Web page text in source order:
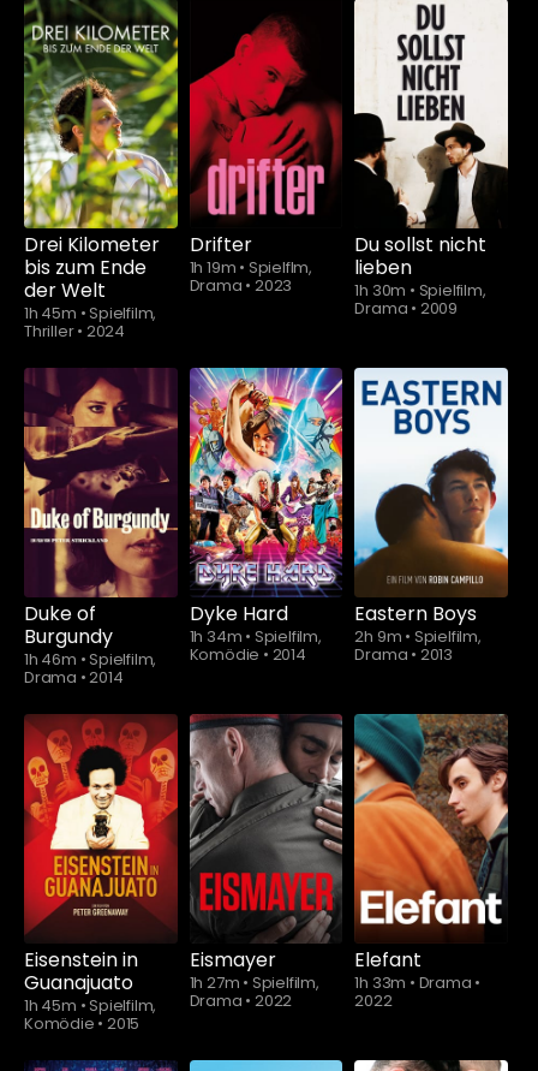
Schauen Sie
ab$5.90
Drei Kilometer
bis zum Ende
der Welt
1h 45m • Spielfilm,
Thriller• 2024
Schauen Sie
ab
$5.90
Drifter
1h 19m • Spielflm,
Drama • 2023
Du sollst nicht
lieben
1h 30m • Spielfilm,
Drama • 2009
Schauen Sie
ab$5.90
Duke of
Burgundy
1h 46m • Spielfilm,
Drama •2014
Schauen Sie
ab$5.90
Dyke Hard
1h 34m • Spielfilm,
Komödie • 2014
Schauen Sie
$5.90
Eastern Boys
2h 9m • Spielfilm,
Drama • 2013
Eisenstein in
Guanajuato
1h 45m • Spielfilm,
Komödie • 2015
Schauen Sie
ab
$5.90
Eismayer
1h 27m • Spielfilm,
Drama • 2022
Elefant
1h 33m • Drama •
2022